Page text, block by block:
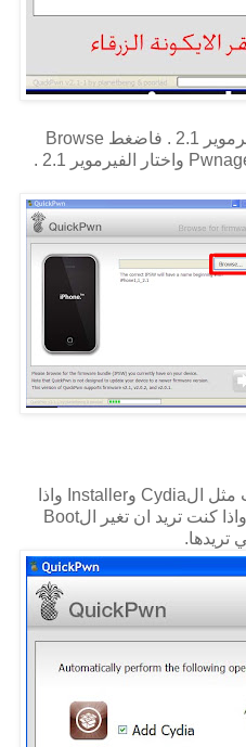
4. سيطلب منك ان تبحث عن الفيرموير 2.1 . فاضغط Browse
5.سيطلب منك ان تختار الاضافات مثل الCydia وInstaller واذا
كنت تريد ان يفتح لك قفل الجهاز واذا كنت تريد ان تغير الBoot